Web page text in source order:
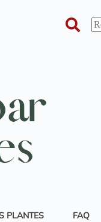
PLANTES FAQ